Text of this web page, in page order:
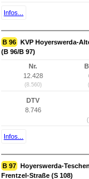
Infos...
B 96 KVP Hoyerswerda-
(B 96/B 97)
Nr.
12.428
(8.560)
DTV
8.746
Infos...
B 97 Hoyerswerda-
Frentzel-Straße (S 108)